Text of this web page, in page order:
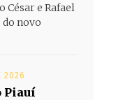
César e Rafael
novo
2026
Piauí